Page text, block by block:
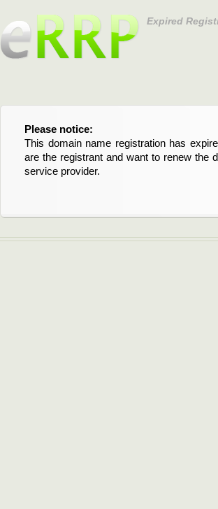
Expired
Please notice:
This domain name registration has
are the registrant and want to renew the
service provider.
Bitte beachten Sie:
Diese Domainregistrierung ist
Domain stehen an. Wenn Sie der
verlängern möchten, kontaktieren Sie